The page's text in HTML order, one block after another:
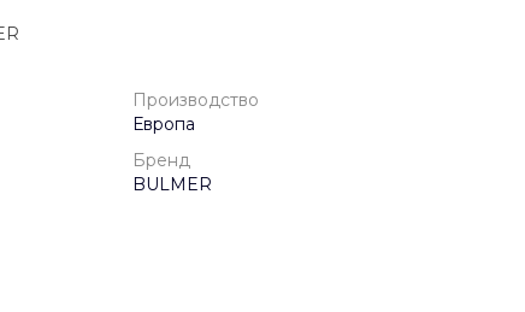
Производство
Европа
Бренд
BULMER